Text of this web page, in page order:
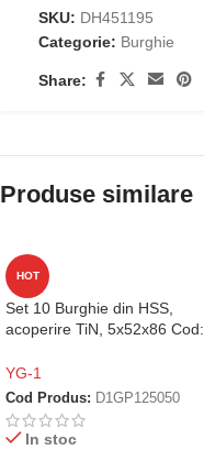
SKU: DH451195
Categorie: Burghie
Share:
Produse similare
HOT
Set 10 Burghie din HSS,
acoperire TiN, 5x52x86 Cod:
YG-1
Cod Produs: D1GP125050
In stoc